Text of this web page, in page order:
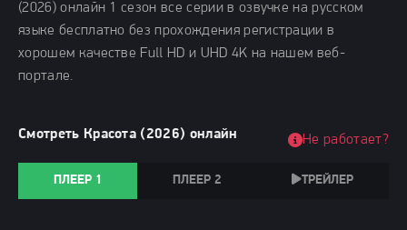
(2026) онлайн 1 сезон все серии в озвучке на русском
языке бесплатно без прохождения регистрации в
хорошем качестве Full HD и UHD 4K на нашем веб-
портале.
Смотреть Красота (2026) онлайн
ПЛЕЕР 1 ПЛЕЕР 2 ТРЕЙЛЕР
Не работает?